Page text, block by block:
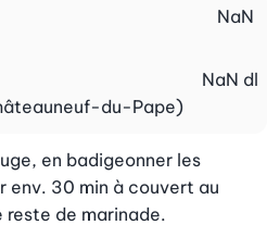
NaN
du-Pape)
NaN dl
en badigeonner les
env. 30 min à couvert au
reste de marinade.